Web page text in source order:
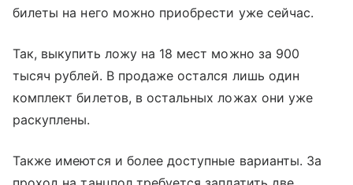
билеты на него можно приобрести уже сейчас.
Так, выкупить ложу на 18 мест можно за 900
тысяч рублей. В продаже остался лишь один
комплект билетов, в остальных ложах они уже
раскуплены.
Также имеются и более доступные варианты. За